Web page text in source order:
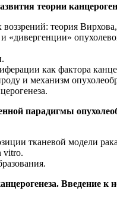
теории
воззрений: теория
«дивергенции»
как фактора
и механизм
парадигмы
тканевой модели
vitro.
Введение к